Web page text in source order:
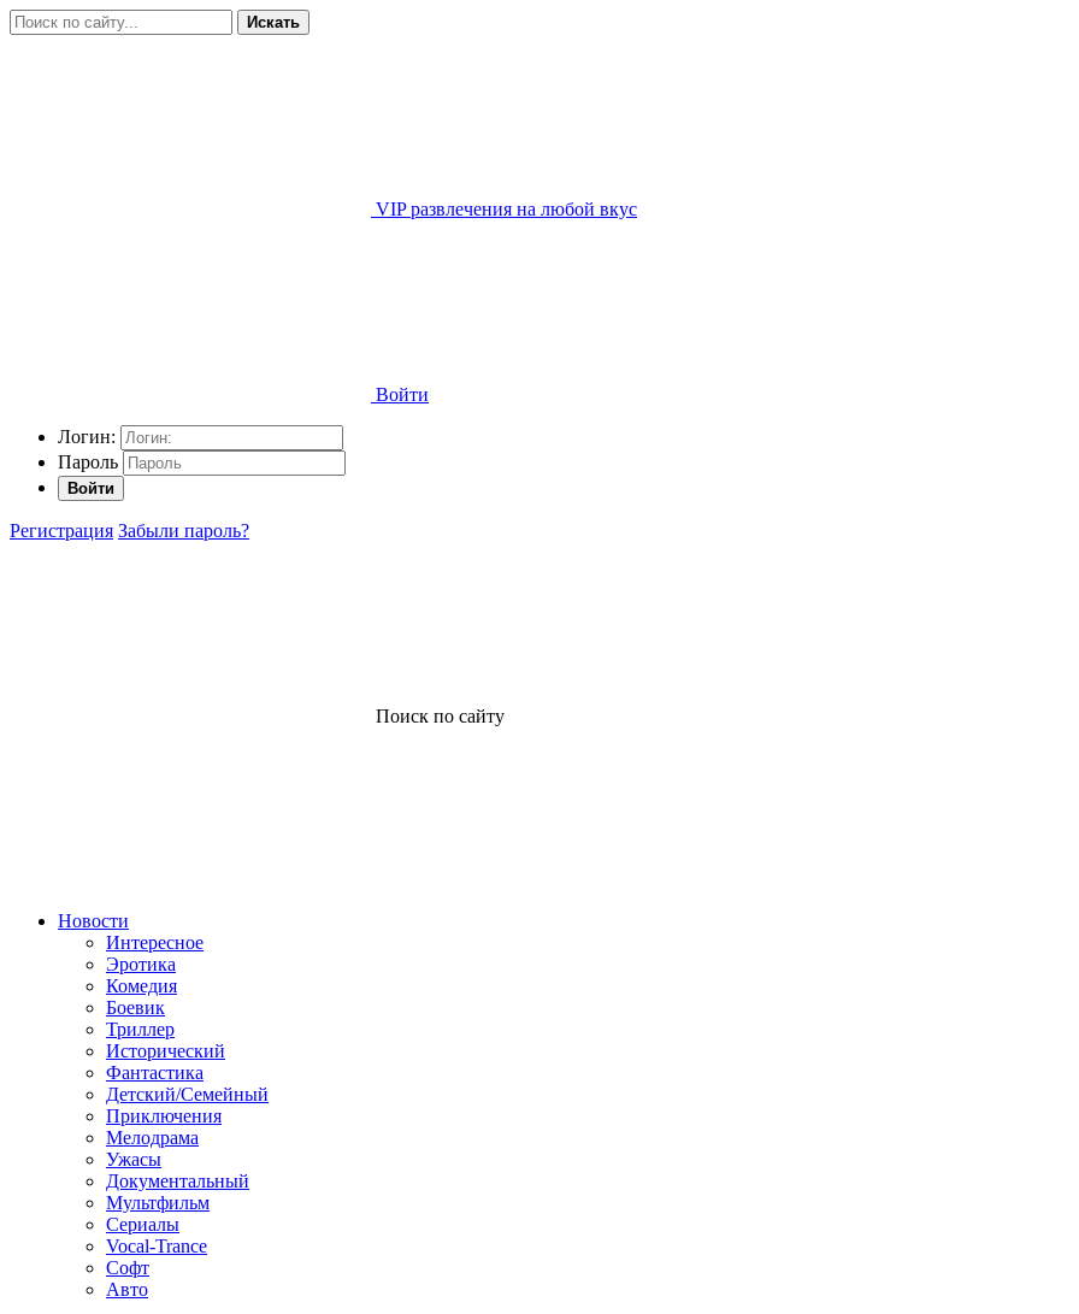
Искать
VIP развлечения на любой вкус
Войти
Логин:
Пароль
Войти
Регистрация Забыли пароль?
Поиск по сайту
Новости
Интересное
Эротика
Комедия
Боевик
Триллер
Исторический
Фантастика
Детский/Семейный
Приключения
Мелодрама
Ужасы
Документальный
Мультфильм
Сериалы
Vocal-Trance
Софт
Авто